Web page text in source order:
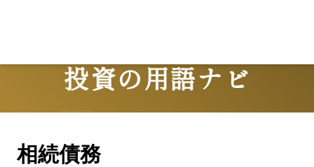
投資の用語ナビ
Terms
相続債務